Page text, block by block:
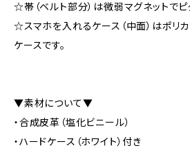
☆帯（ベルト部分）は微弱マグネットでピ
☆スマホを入れるケース（中面）はポリ
ケースです。
▼素材について▼
・合成皮革（塩化ビニール）
・ハードケース（ホワイト）付き